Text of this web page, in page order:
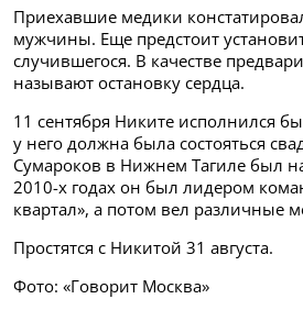
Приехавшие медики
мужчины. Еще предстоит
случившегося. В качестве
называют остановку сердца.
11 сентября Никите исполнился
у него должна была состояться
Сумароков в Нижнем Тагиле был
2010-х годах он был лидером
квартал», а потом вел различные
Простятся с Никитой 31 августа.
Фото: «Говорит Москва»